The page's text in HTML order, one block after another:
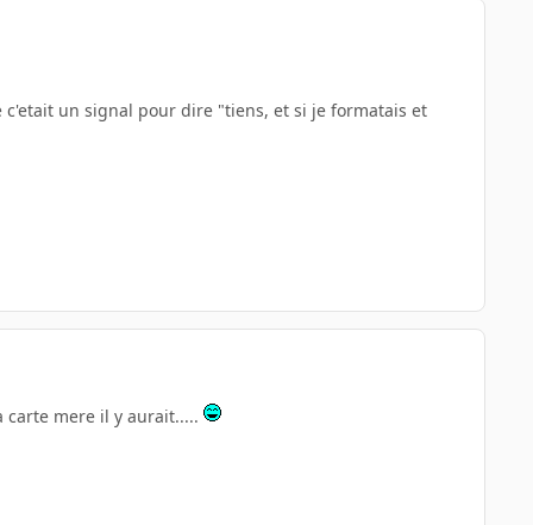
c'etait un signal pour dire "tiens, et si je formatais et
carte mere il y aurait.....